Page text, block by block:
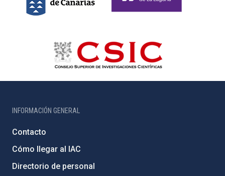
INFORMACIÓN GENERAL
Contacto
Cómo llegar al IAC
Directorio de personal